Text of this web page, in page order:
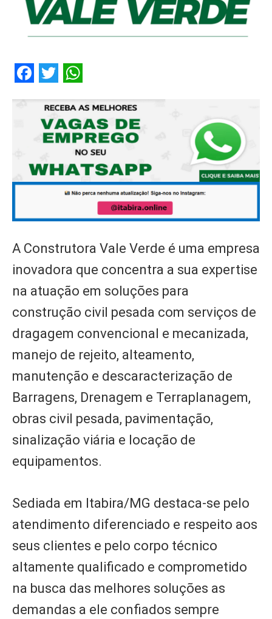
A Construtora Vale Verde é uma empresa
inovadora que concentra a sua expertise
na atuação em soluções para
construção civil pesada com serviços de
dragagem convencional e mecanizada,
manejo de rejeito, alteamento,
manutenção e descaracterização de
Barragens, Drenagem e Terraplanagem,
obras civil pesada, pavimentação,
sinalização viária e locação de
equipamentos.
Sediada em Itabira/MG destaca-se pelo
atendimento diferenciado e respeito aos
seus clientes e pelo corpo técnico
altamente qualificado e comprometido
na busca das melhores soluções as
demandas a ele confiados sempre